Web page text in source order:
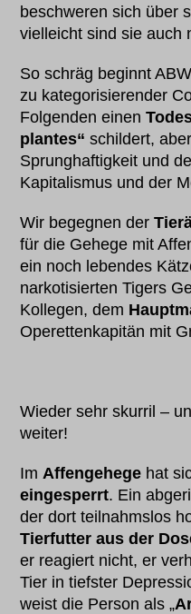
beschweren sich über
vielleicht sind sie auch
So schräg beginnt
zu kategorisierender
Folgenden einen
plantes“ schildert,
Sprunghaftigkeit und
Kapitalismus und der
Wir begegnen der
für die Gehege mit
ein noch lebendes
narkotisierten Tigers
Kollegen, dem
Operettenkapitän mit
Wieder sehr skurril –
weiter!
ImAffengehege hat
eingesperrt. Ein
der dort teilnahmslos
Tierfutter aus der
er reagiert nicht, er
Tier in tiefster
weist die Person als „